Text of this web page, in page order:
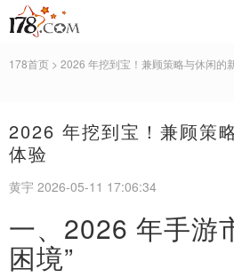
178首页 > 2026 年挖到宝！兼顾策略与休闲的
2026 年挖到宝！兼顾策
体验
黄宇 2026-05-11 17:06:34
一、2026 年手游
困境”